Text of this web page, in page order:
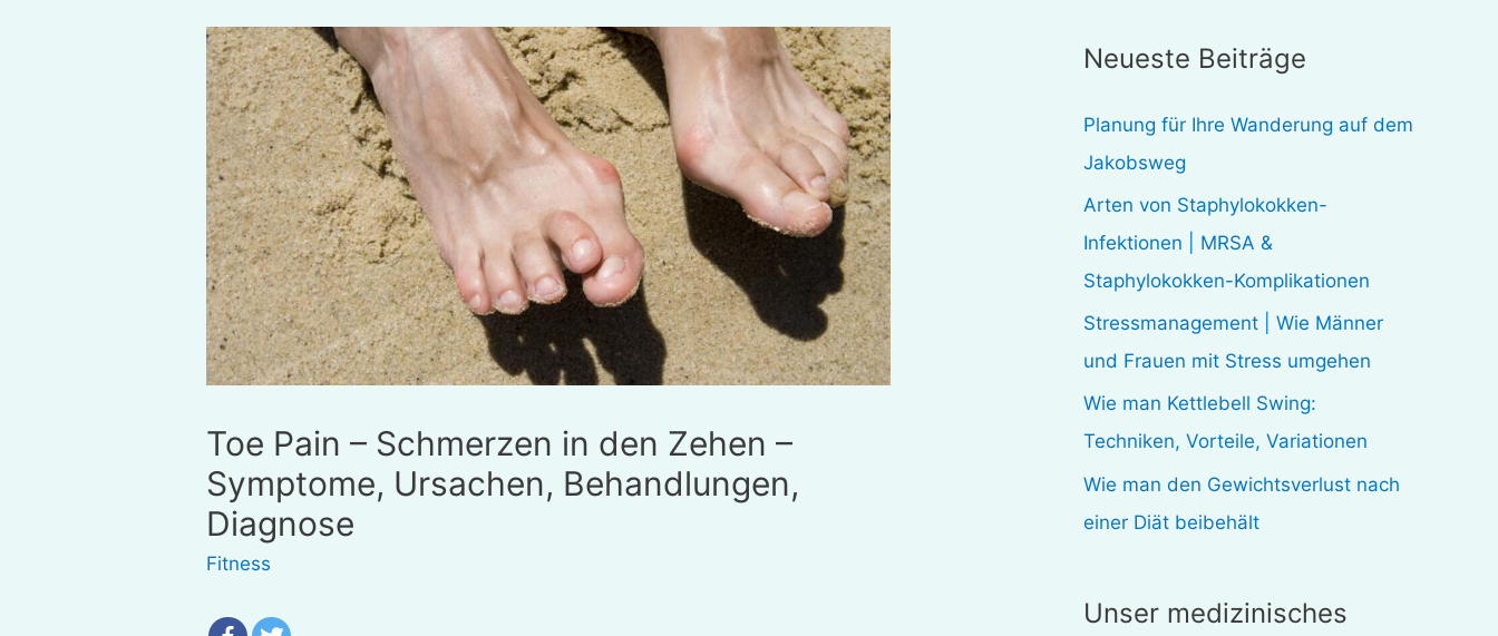
Toe Pain – Schmerzen in den Zehen –
Symptome, Ursachen, Behandlungen,
Diagnose
Fitness
h
n
n
a
c
h
:
Neueste Beiträge
Planung für Ihre Wanderung auf dem
Jakobsweg
Arten von Staphylokokken-
Infektionen | MRSA &
Staphylokokken-Komplikationen
Stressmanagement | Wie Männer
und Frauen mit Stress umgehen
Wie man Kettlebell Swing:
Techniken, Vorteile, Variationen
Wie man den Gewichtsverlust nach
einer Diät beibehält
Unser medizinisches